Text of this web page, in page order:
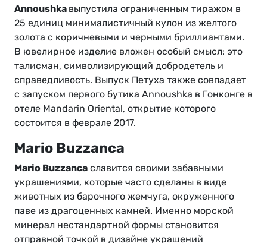
Annoushka выпустила ограниченным тиражом в
25 единиц минималистичный кулон из желтого
золота с коричневыми и черными бриллиантами.
В ювелирное изделие вложен особый смысл: это
талисман, символизирующий добродетель и
справедливость. Выпуск Петуха также совпадает
с запуском первого бутика Annoushka в Гонконге в
отеле Mandarin Oriental, открытие которого
состоится в феврале 2017.
Mario Buzzanca
Mario Buzzanca славится своими забавными
украшениями, которые часто сделаны в виде
животных из барочного жемчуга, окруженного
паве из драгоценных камней. Именно морской
минерал нестандартной формы становится
отправной точкой в дизайне украшений